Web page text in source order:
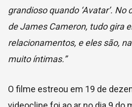
grandioso quando ‘Avatar’.
de James Cameron, tudo gira
relacionamentos, e eles são,
muito íntimas.”
O filme estreou em 19 de